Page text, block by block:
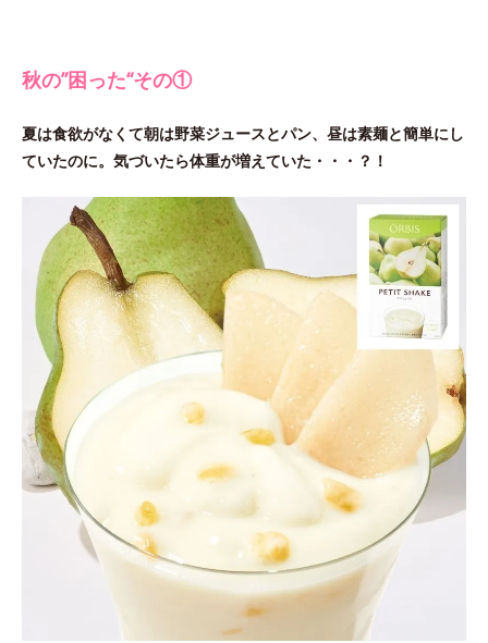
秋の”困った“その①
夏は食欲がなくて朝は野菜ジュースとパン、昼は素麺と簡単にし
ていたのに。気づいたら体重が増えていた・・・？！